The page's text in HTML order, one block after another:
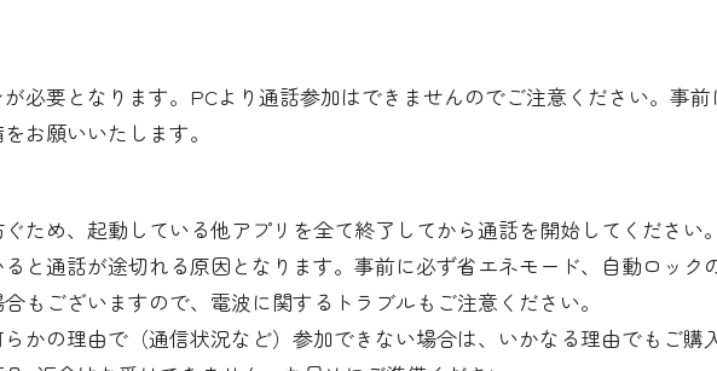
必要となります。PCより通話参加はできませんのでご注意ください。事
お願いいたします。
ため、起動している他アプリを全て終了してから通話を開始してください。
ると通話が途切れる原因となります。事前に必ず省エネモード、自動ロッ
もございますので、電波に関するトラブルもご注意ください。
らかの理由で（通信状況など）参加できない場合は、いかなる理由でもご